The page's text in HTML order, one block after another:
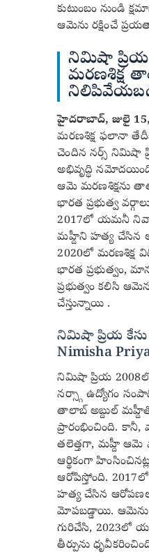
కుటుంబం నుండి
ఆమెను రక్షించే
నిమిషా
మరణశిక్ష
హైదరాబాద్, జులై 15,
మరణశిక్ష ఫలానా
చెందిన నర్స్ నిమిషా
అభివృద్ధి
ఆమె మరణశిక్షను
భారత ప్రభుత్వ
2017లో యమనీ
మహ్దీని హత్య చేసిన
2020లో మరణశిక్ష
భారత ప్రభుత్వం,
ప్రభుత్వం కలిసి
చేస్తున్నాయి .
నిమిషా ప్రియ కేసు
Nimisha
నిమిషా ప్రియ
నర్స్గా ఉద్యోగం
తాలాబ్ అబ్దుల్
ప్రారంభించింది.
తలెత్తగా, మహ్దీ ఆమె
ఆర్థికంగా
ఆరోపిస్తోంది. 2017లో
హత్య చేసిన
మోపబడ్డాయి. ఆమెను
గురిచేసి, 2023లో
తీర్పును